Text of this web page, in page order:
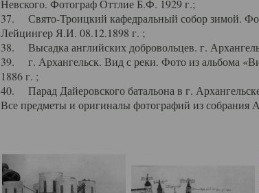
Невского. Фотограф Оттлие Б.Ф. 1929 г.;
37. Свято-Троицкий кафедральный собор зимой.
Лейцингер Я.И. 08.12.1898 г. ;
38. Высадка английских добровольцев. г.
39. г. Архангельск. Вид с реки. Фото из альбома
1886 г. ;
40. Парад Дайеровского батальона в г.
Все предметы и оригиналы фотографий из собрания